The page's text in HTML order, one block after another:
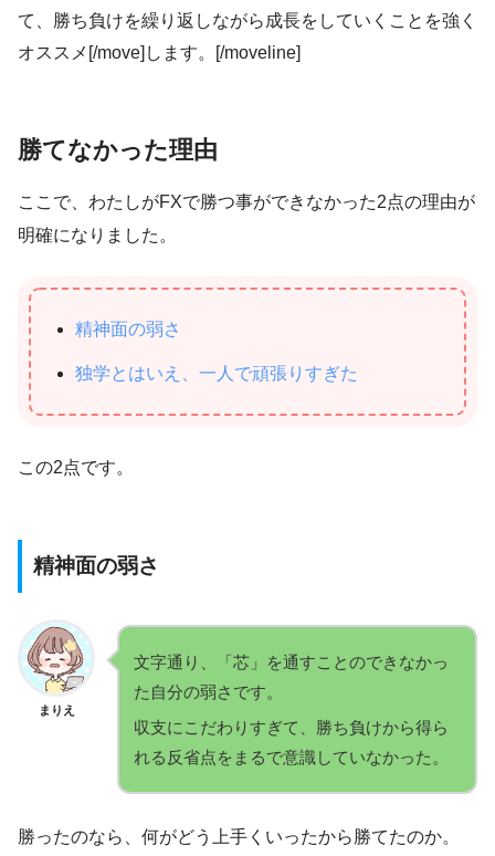
て、勝ち負けを繰り返しながら成長をしていくことを強く
オススメ[/move]します。[/moveline]
勝てなかった理由
ここで、わたしがFXで勝つ事ができなかった2点の理由が
明確になりました。
精神面の弱さ
独学とはいえ、一人で頑張りすぎた
この2点です。
精神面の弱さ
まりえ
文字通り、「芯」を通すことのできなかっ
た自分の弱さです。
収支にこだわりすぎて、勝ち負けから得ら
れる反省点をまるで意識していなかった。
勝ったのなら、何がどう上手くいったから勝てたのか。